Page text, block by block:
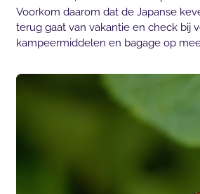
Voorkom daarom dat de Japanse
terug gaat van vakantie en check bij
kampeermiddelen en bagage op